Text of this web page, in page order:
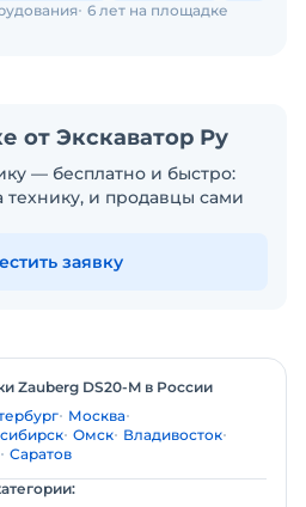
6 лет на площадке
от Экскаватор Ру
— бесплатно и быстро:
технику, и продавцы сами
заявку
Zauberg DS20-M в России
Москва
Омск Владивосток
Саратов